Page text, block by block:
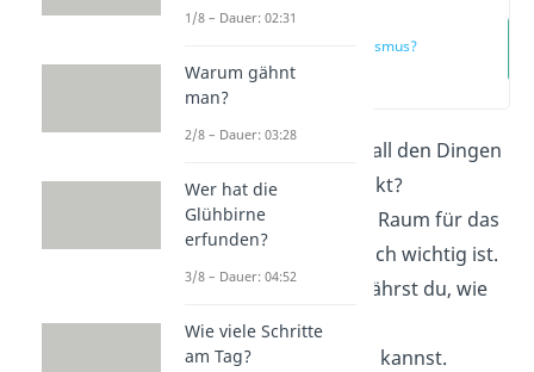
Minimalismus?
Fühlst du dich oft von all den Dingen
um dich herum erdrückt?
Minimalismus
hilft dir Raum für das
zu schaffen, was wirklich wichtig ist.
Hier und imVideo
erfährst du, wie
du Schritt für Schritt
minimalistischer leben kannst.
1/8 – Dauer: 02:31
Warum gähnt
man?
2/8 – Dauer: 03:28
Wer hat die
Glühbirne
erfunden?
3/8 – Dauer: 04:52
Wie viele Schritte
am Tag?